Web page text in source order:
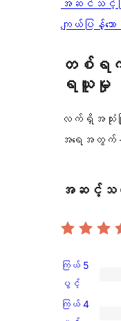
အဆင်သင့်
ကျယ်ပြန့်သော
တစ်ရက်
ရယူမှု
လက်ရှိအသုံး
အရေအတွက်
အဆင့်သတ်
ကြယ်
5
ပွင့်
ကြယ် 5
ပွင့်
ကြယ် 4